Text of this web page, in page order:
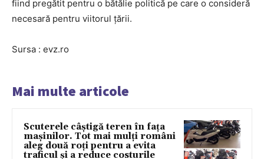
fiind pregătit pentru o bătălie politică pe care o consideră
necesară pentru viitorul țării.
Sursa : evz.ro
Mai multe articole
Scuterele câștigă teren în fața
mașinilor. Tot mai mulți români
aleg două roți pentru a evita
traficul și a reduce costurile